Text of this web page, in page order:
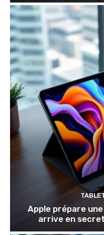
Apple prépare une
arrive en